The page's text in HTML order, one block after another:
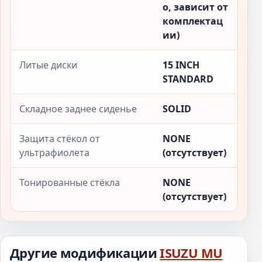
о, зависит от
комплектац
ии)
Литые диски
15 INCH
STANDARD
Складное заднее сиденье SOLID
Защита стёкол от
ультрафиолета
NONE
(отсутствует)
Тонированные стёкла
NONE
(отсутствует)
Другие модификацииISUZU MU